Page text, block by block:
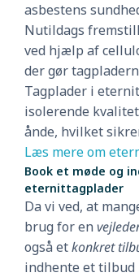
asbestens
Nutildags
ved hjælp af
der gør
Tagplader i
isolerende
ånde, hvilket
Læs mere om
Book et møde og
eternittagplader
Da vi ved, at
brug for en
også etkonkret
indhente et tilbud